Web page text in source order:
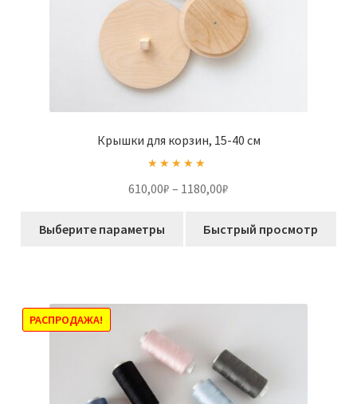
Крышки для корзин, 15-40 см
610,00₽ – 1180,00₽
610,00₽
Выберите параметры
выбрать
странице
Быстрый просмотр
РАСПРОДАЖА!